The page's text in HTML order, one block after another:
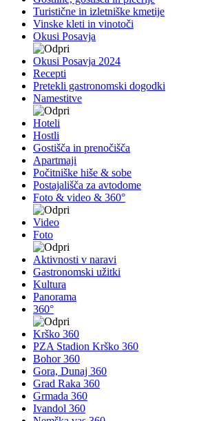
Turistične in izletniške kmetije
Vinske kleti in vinotoči
Okusi Posavja
Okusi Posavja 2024
Recepti
Pretekli gastronomski dogodki
Namestitve
Hoteli
Hostli
Gostišča in prenočišča
Apartmaji
Počitniške hiše & sobe
Postajališča za avtodome
Foto & video & 360°
Video
Foto
Aktivnosti v naravi
Gastronomski užitki
Kultura
Panorama
360°
Krško 360
PZA Stadion Krško 360
Bohor 360
Gora, Dunaj 360
Grad Raka 360
Grmada 360
Ivandol 360